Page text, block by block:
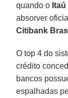
quando o Itaú
absorver
Citibank
O top 4 do
crédito
bancos
espalhadas